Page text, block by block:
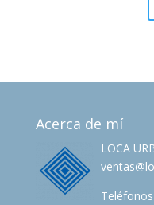
Acerca de mí
LOCA